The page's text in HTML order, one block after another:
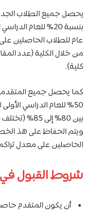
يحصل جميع الطلاب
بنسبة 20% للعام
عام للطلاب الحاصلين
من خلال الكلية (عدد
كلية).
كما يحصل جميع
50% للعام الدراسي
بين 80% إلى
ويتم الحفاظ على هذ
الحاصلين على معدل تراكمي لا يقل
شروط القبول في
أن يكون المتقدم